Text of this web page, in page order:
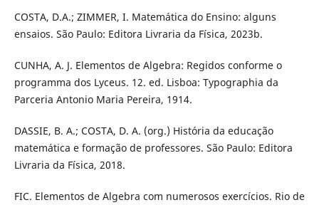
COSTA, D.A.; ZIMMER, I. Matemática do Ensino: alguns
ensaios. São Paulo: Editora Livraria da Física, 2023b.
CUNHA, A. J. Elementos de Algebra: Regidos conforme o
programma dos Lyceus. 12. ed. Lisboa: Typographia da
Parceria Antonio Maria Pereira, 1914.
DASSIE, B. A.; COSTA, D. A. (org.) História da educação
matemática e formação de professores. São Paulo: Editora
Livraria da Física, 2018.
FIC. Elementos de Algebra com numerosos exercícios. Rio de